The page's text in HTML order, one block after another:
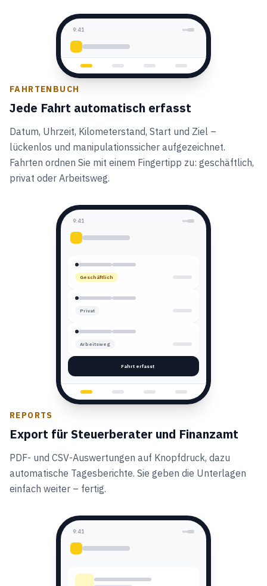
9:41LIVE
FAHRTENBUCH
Jede Fahrt automatisch erfasst
Datum, Uhrzeit, Kilometerstand, Start und Ziel –
lückenlos und manipulationssicher aufgezeichnet.
Fahrten ordnen Sie mit einem Fingertipp zu: geschäftlich,
privat oder Arbeitsweg.
9:41
Geschäftlich
Privat
Arbeitsweg
Fahrt erfasst
REPORTS
Export für Steuerberater und Finanzamt
PDF- und CSV-Auswertungen auf Knopfdruck, dazu
automatische Tagesberichte. Sie geben die Unterlagen
einfach weiter – fertig.
9:41